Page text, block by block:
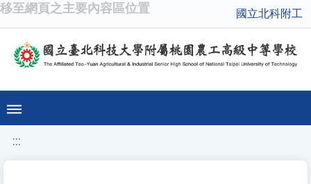
移至網頁之主要內容區位置 國立北科附工
:::